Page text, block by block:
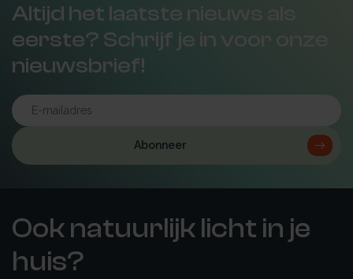
Altijd het laatste nieuws als
eerste? Schrijf je in voor onze
nieuwsbrief!
Abonneer
Ook natuurlijk licht in je
huis?